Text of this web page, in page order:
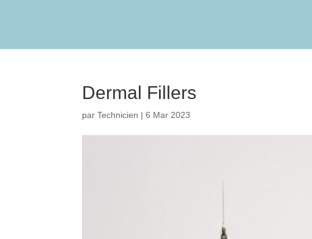
Dermal Fillers
parTechnicien |6 Mar 2023